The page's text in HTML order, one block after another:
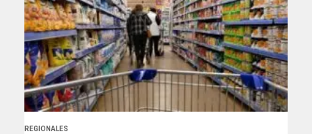
REGIONALES